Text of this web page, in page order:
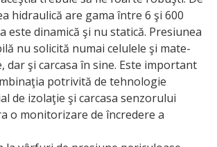
hidraulică are gama între 6 şi 600
este dinamică şi nu statică. Presiunea
nu solicită numai celulele şi mate­
dar şi carcasa în sine. Este important
potrivită de tehnologie
de izolaţie şi carcasa senzorului
o monitorizare de încredere a